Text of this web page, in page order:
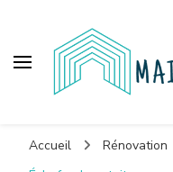
Accueil Rénovation